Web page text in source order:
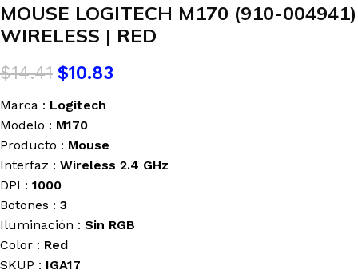
MOUSE LOGITECH M170 (910-004941)
WIRELESS | RED
$14.41 $10.83
Marca : Logitech
Modelo : M170
Producto : Mouse
Interfaz : Wireless 2.4 GHz
DPI : 1000
Botones : 3
Iluminación : Sin RGB
Color : Red
SKUP : IGA17